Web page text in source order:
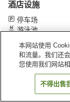
酒店设施
停车场
游泳池
首页 日本 千
本网站使用
和流量。我们还
您使用我们网站
不得出售